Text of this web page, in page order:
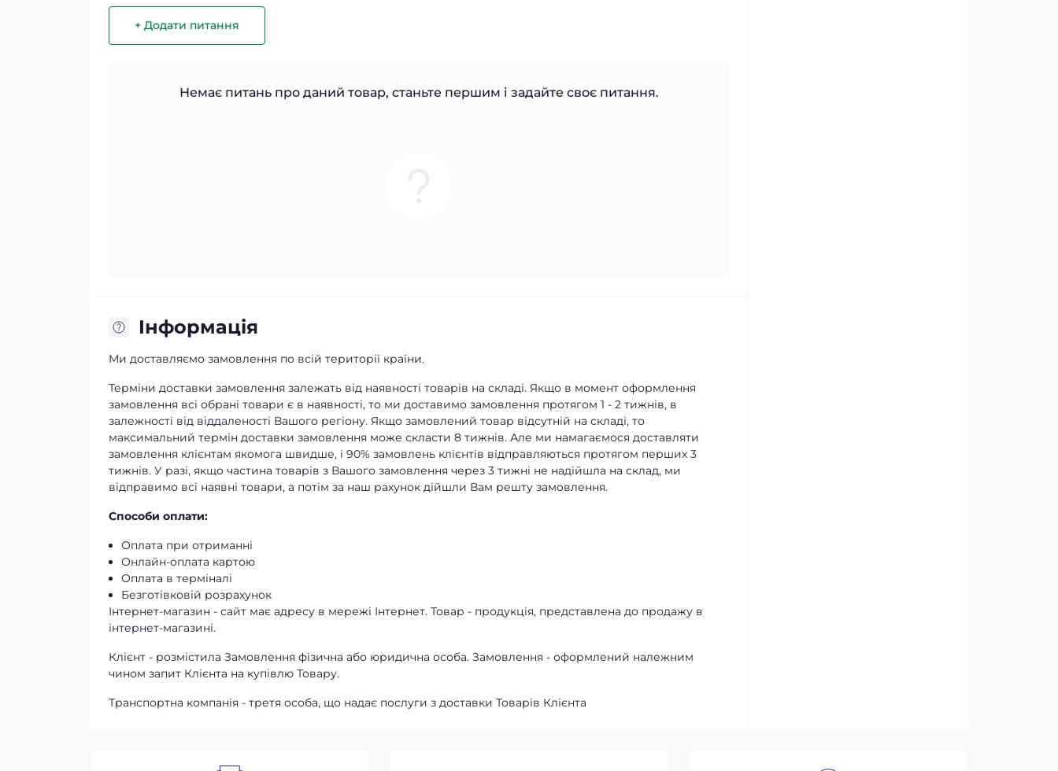
+ Додати питання
Немає питань про даний товар, станьте першим і задайте своє питання.
Iнформація
Ми доставляємо замовлення по всій території країни.
Терміни доставки замовлення залежать від наявності товарів на складі. Якщо в момент оформлення
замовлення всі обрані товари є в наявності, то ми доставимо замовлення протягом 1 - 2 тижнів, в
залежності від віддаленості Вашого регіону. Якщо замовлений товар відсутній на складі, то
максимальний термін доставки замовлення може скласти 8 тижнів. Але ми намагаємося доставляти
замовлення клієнтам якомога швидше, і 90% замовлень клієнтів відправляються протягом перших 3
тижнів. У разі, якщо частина товарів з Вашого замовлення через 3 тижні не надійшла на склад, ми
відправимо всі наявні товари, а потім за наш рахунок дійшли Вам решту замовлення.
Способи оплати:
Оплата при отриманні
Онлайн-оплата картою
Оплата в терміналі
Безготівковій розрахунок
Інтернет-магазин - сайт має адресу в мережі Інтернет. Товар - продукція, представлена ​​до продажу в
інтернет-магазині.
Клієнт - розмістила Замовлення фізична або юридична особа. Замовлення - оформлений належним
чином запит Клієнта на купівлю Товару.
Транспортна компанія - третя особа, що надає послуги з доставки Товарів Клієнта